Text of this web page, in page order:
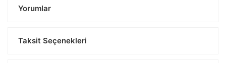
Yorumlar
Taksit Seçenekleri